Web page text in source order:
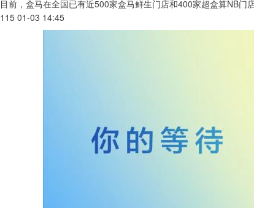
目前，盒马在全国已有近500家盒马鲜生门店和400家超盒算NB门
115 01-03 14:45